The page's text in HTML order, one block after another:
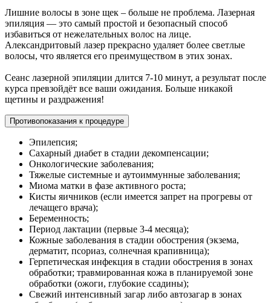
Лишние волосы в зоне щек – больше не проблема. Лазерная
эпиляция — это самый простой и безопасный способ
избавиться от нежелательных волос на лице.
Александритовый лазер прекрасно удаляет более светлые
волосы, что является его преимуществом в этих зонах.
Сеанс лазерной эпиляции длится 7-10 минут, а результат после
курса превзойдёт все ваши ожидания. Больше никакой
щетины и раздражения!
Противопоказания к процедуре
Эпилепсия;
Сахарный диабет в стадии декомпенсации;
Онкологические заболевания;
Тяжелые системные и аутоиммунные заболевания;
Миома матки в фазе активного роста;
Кисты яичников (если имеется запрет на прогревы от
лечащего врача);
Беременность;
Период лактации (первые 3-4 месяца);
Кожные заболевания в стадии обострения (экзема,
дерматит, псориаз, солнечная крапивница);
Герпетическая инфекция в стадии обострения в зонах
обработки; травмированная кожа в планируемой зоне
обработки (ожоги, глубокие ссадины);
Свежий интенсивный загар либо автозагар в зонах